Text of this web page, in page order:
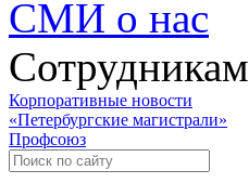
СМИ о нас
Сотрудникам
Корпоративные новости
«Петербургские магистрали»
Профсоюз